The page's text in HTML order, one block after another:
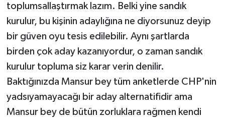
toplumsallaştırmak lazım. Belki yine sandık
kurulur, bu kişinin adaylığına ne diyorsunuz deyip
bir güven oyu tesis edilebilir. Aynı şartlarda
birden çok aday kazanıyordur, o zaman sandık
kurulur topluma siz karar verin denilir.
Baktığınızda Mansur bey tüm anketlerde CHP'nin
yadsıyamayacağı bir aday alternatifidir ama
Mansur bey de bütün zorluklara rağmen kendi